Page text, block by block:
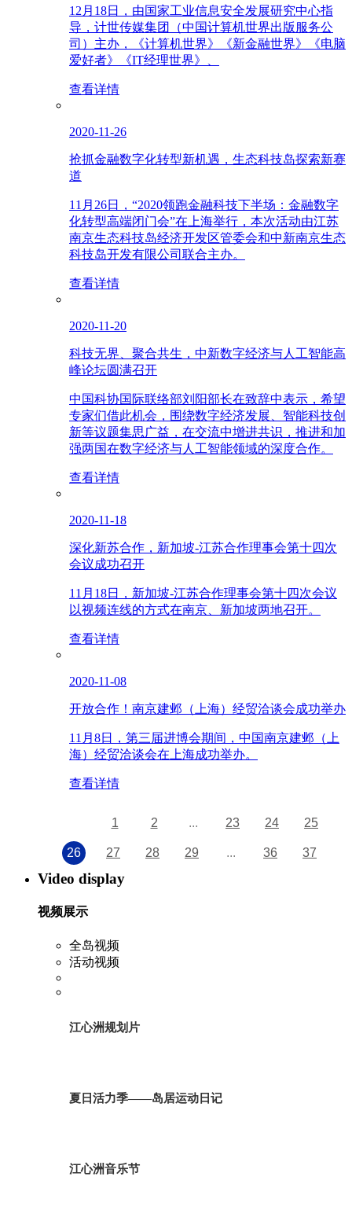
12月18日，由国家工业信息安全发展研究中心指
导，计世传媒集团（中国计算机世界出版服务公
司）主办，《计算机世界》《新金融世界》《电脑
爱好者》《IT经理世界》、
查看详情
2020-11-26
抢抓金融数字化转型新机遇，生态科技岛探索新赛
道
11月26日，“2020领跑金融科技下半场：金融数字
化转型高端闭门会”在上海举行，本次活动由江苏
南京生态科技岛经济开发区管委会和中新南京生态
科技岛开发有限公司联合主办。
查看详情
2020-11-20
科技无界、聚合共生，中新数字经济与人工智能高
峰论坛圆满召开
中国科协国际联络部刘阳部长在致辞中表示，希望
专家们借此机会，围绕数字经济发展、智能科技创
新等议题集思广益，在交流中增进共识，推进和加
强两国在数字经济与人工智能领域的深度合作。
查看详情
2020-11-18
深化新苏合作，新加坡-江苏合作理事会第十四次
会议成功召开
11月18日，新加坡-江苏合作理事会第十四次会议
以视频连线的方式在南京、新加坡两地召开。
查看详情
2020-11-08
开放合作！南京建邺（上海）经贸洽谈会成功举办
11月8日，第三届进博会期间，中国南京建邺（上
海）经贸洽谈会在上海成功举办。
查看详情
1 2 ... 23 24 25
26 27 28 29 ... 36 37
Video display
视频展示
全岛视频
活动视频
江心洲规划片
夏日活力季——岛居运动日记
江心洲音乐节